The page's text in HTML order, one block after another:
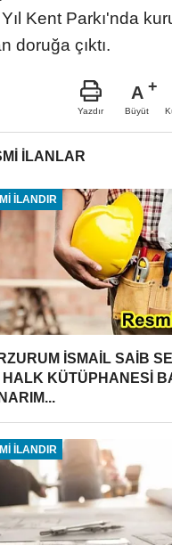
Kent Parkı'nda
doruğa çıktı.
Yazdır
A
Büyüt
İLANLAR
İLANDIR
İSMAİL SAİB
HALK KÜTÜPHANESİ
İLANDIR